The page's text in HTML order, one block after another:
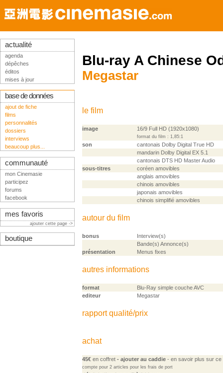
Blu-ray A Chinese
Megastar
le film
image 16/9 Full HD (1920x1080)
format du film : 1,85:1
son
cantonais Dolby Digital True HD
mandarin Dolby Digital EX 5.1
cantonais DTS HD Master Audio
sous-titres
coréen amovibles
anglais amovibles
chinois amovibles
japonais amovibles
chinois simplifié amovibles
autour du film
bonus
Interview(s)
Bande(s) Annonce(s)
présentation
Menus fixes
autres informations
format
Blu-Ray simple couche AVC
editeur
Megastar
rapport qualité/prix
achat
45€ en coffret - ajouter au caddie - en savoir plus sur ce
compte pour 2 articles pour les frais de port
actualité
agenda
dépêches
éditos
mises à jour
base de données
ajout de fiche
films
personnalités
dossiers
interviews
beaucoup plus...
communauté
mon Cinemasie
participez
forums
facebook
mes favoris
ajouter cette page ->
boutique